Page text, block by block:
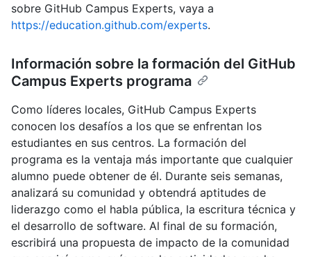
sobre GitHub Campus Experts, vaya a
https://education.github.com/experts.
Información sobre la formación del GitHub
Campus Experts programa
Como líderes locales, GitHub Campus Experts
conocen los desafíos a los que se enfrentan los
estudiantes en sus centros. La formación del
programa es la ventaja más importante que cualquier
alumno puede obtener de él. Durante seis semanas,
analizará su comunidad y obtendrá aptitudes de
liderazgo como el habla pública, la escritura técnica y
el desarrollo de software. Al final de su formación,
escribirá una propuesta de impacto de la comunidad